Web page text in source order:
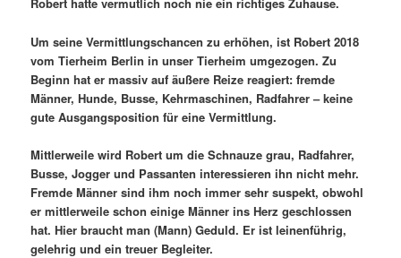
Robert hatte vermutlich noch nie ein richtiges Zuhause.
Um seine Vermittlungschancen zu erhöhen, ist Robert 2018
vom Tierheim Berlin in unser Tierheim umgezogen. Zu
Beginn hat er massiv auf äußere Reize reagiert: fremde
Männer, Hunde, Busse, Kehrmaschinen, Radfahrer – keine
gute Ausgangsposition für eine Vermittlung.
Mittlerweile wird Robert um die Schnauze grau, Radfahrer,
Busse, Jogger und Passanten interessieren ihn nicht mehr.
Fremde Männer sind ihm noch immer sehr suspekt, obwohl
er mittlerweile schon einige Männer ins Herz geschlossen
hat. Hier braucht man (Mann) Geduld. Er ist leinenführig,
gelehrig und ein treuer Begleiter.